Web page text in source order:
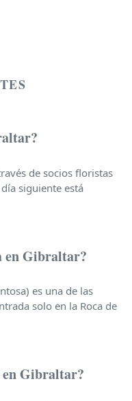
de socios floristas
siguiente está
en Gibraltar?
es una de las
solo en la Roca de
en Gibraltar?